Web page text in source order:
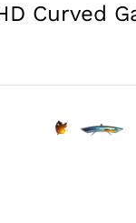
Curved
Agrandir l’image
Agrandir